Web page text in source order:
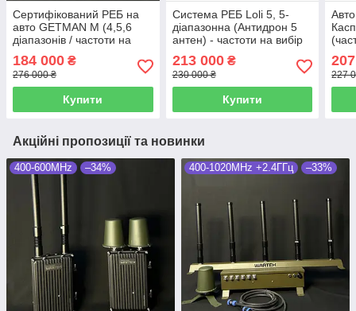
Сертифікований РЕБ на
авто GETMAN M (4,5,6
діапазонів / частоти на
184 000 ₴
276 000 ₴
Купити
Система РЕБ Loli 5, 5-
діапазонна (Антидрон 5
антен) - частоти на вибір
213 000₴
230 000 ₴
Купити
227
Акційні пропозиції та новинки
400-600MHz –34% 400-1020MHz +2.4ГГц –33%